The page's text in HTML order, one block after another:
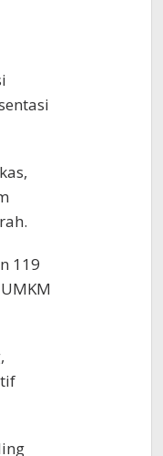
119